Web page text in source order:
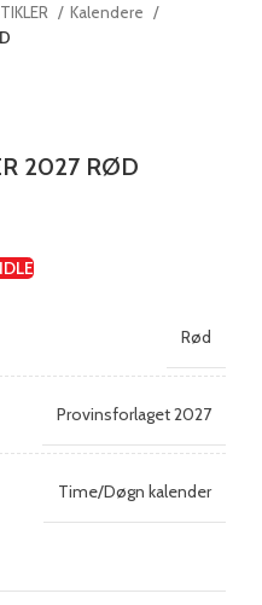
Kalendere
2027 RØD
Rød
Provinsforlaget 2027
Time/Døgn kalender